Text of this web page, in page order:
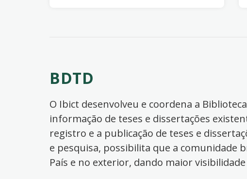
BDTD
O Ibict desenvolveu e coordena a
informação de teses e dissertações
registro e a publicação de teses e
e pesquisa, possibilita que a comunidade
País e no exterior, dando maior